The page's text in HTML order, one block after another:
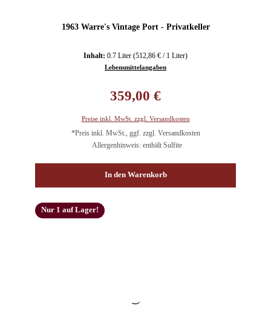
1963 Warre's Vintage Port - Privatkeller
Inhalt: 0.7 Liter (512,86 € / 1 Liter)
Lebensmittelangaben
359,00 €
Preise inkl. MwSt. zzgl. Versandkosten
*Preis inkl. MwSt., ggf. zzgl. Versandkosten
Allergenhinweis: enthält Sulfite
In den Warenkorb
Nur 1 auf Lager!